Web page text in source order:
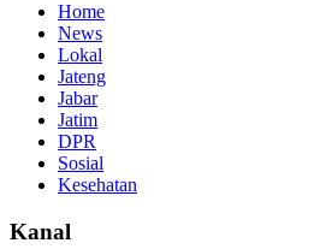
Home
News
Lokal
Jateng
Jabar
Jatim
DPR
Sosial
Kesehatan
Kanal